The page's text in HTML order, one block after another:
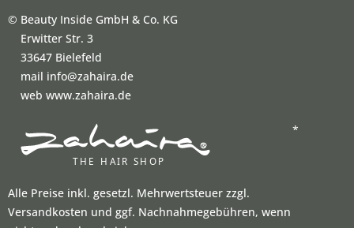
© Beauty Inside GmbH & Co. KG
Erwitter Str. 3
33647 Bielefeld
mail info@zahaira.de
web www.zahaira.de
*
Alle Preise inkl. gesetzl. Mehrwertsteuer zzgl.
Versandkosten und ggf. Nachnahmegebühren, wenn